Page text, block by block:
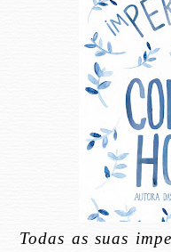
Todas as suas